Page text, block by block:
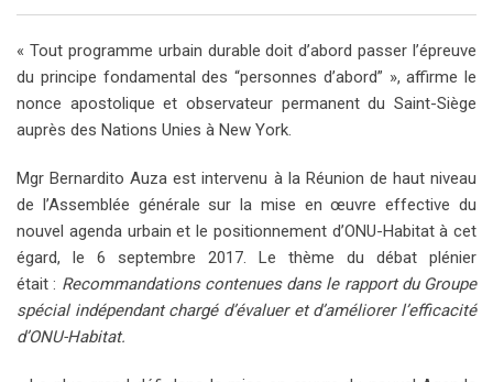
« Tout programme urbain durable doit d’abord passer l’épreuve
du principe fondamental des “personnes d’abord” », affirme le
nonce apostolique et observateur permanent du Saint-Siège
auprès des Nations Unies à New York.
Mgr Bernardito Auza est intervenu à la Réunion de haut niveau
de l’Assemblée générale sur la mise en œuvre effective du
nouvel agenda urbain et le positionnement d’ONU-Habitat à cet
égard, le 6 septembre 2017. Le thème du débat plénier
était : Recommandations contenues dans le rapport du Groupe
spécial indépendant chargé d’évaluer et d’améliorer l’efficacité
d’ONU-Habitat.